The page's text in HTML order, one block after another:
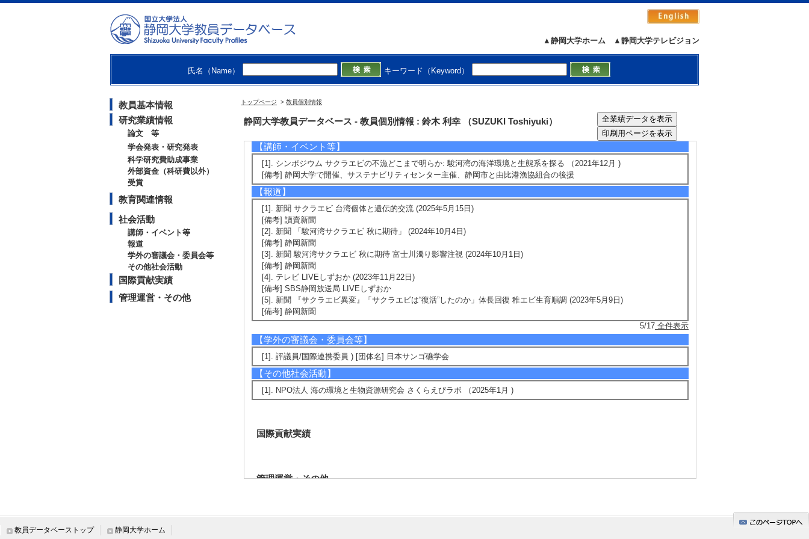
▲静岡大学テレビジョン
▲静岡大学ホーム
氏名（Name） キーワード（Keyword）
教員基本情報
研究業績情報
論文 等
学会発表・研究発表
科学研究費助成事業
外部資金（科研費以外）
受賞
教育関連情報
社会活動
講師・イベント等
報道
学外の審議会・委員会等
その他社会活動
国際貢献実績
管理運営・その他
トップページ > 教員個別情報
静岡大学教員データベース - 教員個別情報 : 鈴木 利幸 （SUZUKI Toshiyuki）
【受賞】
[授与機関] 日本サンゴ礁学会
教育関連情報
社会活動
【講師・イベント等】
[1]. シンポジウム サクラエビの不漁どこまで明らか: 駿河湾の海洋環境と生態系を探る （2021年12月 )
[備考] 静岡大学で開催、サステナビリティセンター主催、静岡市と由比港漁協組合の後援
【報道】
[1]. 新聞 サクラエビ 台湾個体と遺伝的交流 (2025年5月15日)
[備考] 讀賣新聞
[2]. 新聞 「駿河湾サクラエビ 秋に期待」 (2024年10月4日)
[備考] 静岡新聞
[3]. 新聞 駿河湾サクラエビ 秋に期待 富士川濁り影響注視 (2024年10月1日)
[備考] 静岡新聞
[4]. テレビ LIVEしずおか (2023年11月22日)
[備考] SBS静岡放送局 LIVEしずおか
[5]. 新聞 『サクラエビ異変』「サクラエビは“復活”したのか」体長回復 稚エビ生育順調 (2023年5月9日)
[備考] 静岡新聞
5/17 全件表示
【学外の審議会・委員会等】
[1]. 評議員/国際連携委員 ) [団体名] 日本サンゴ礁学会
【その他社会活動】
[1]. NPO法人 海の環境と生物資源研究会 さくらえびラボ （2025年1月 )
国際貢献実績
管理運営・その他
教員データベーストップ 静岡大学ホーム